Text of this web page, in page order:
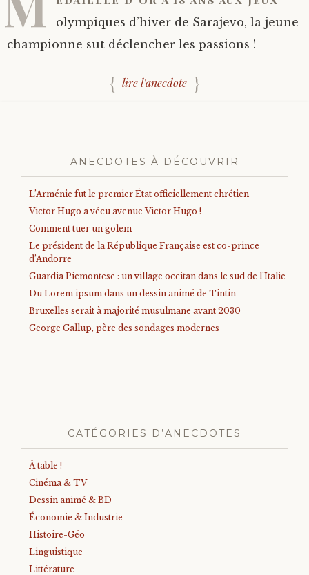
olympiques d’hiver de Sarajevo, la jeune
championne sut déclencher les passions !
lire l'anecdote
ANECDOTES À DÉCOUVRIR
L’Arménie fut le premier État officiellement chrétien
Victor Hugo a vécu avenue Victor Hugo !
Comment tuer un golem
Le président de la République Française est co-prince
d’Andorre
Guardia Piemontese : un village occitan dans le sud de l’Italie
Du Lorem ipsum dans un dessin animé de Tintin
Bruxelles serait à majorité musulmane avant 2030
George Gallup, père des sondages modernes
CATÉGORIES D’ANECDOTES
À table !
Cinéma & TV
Dessin animé & BD
Économie & Industrie
Histoire-Géo
Linguistique
Littérature